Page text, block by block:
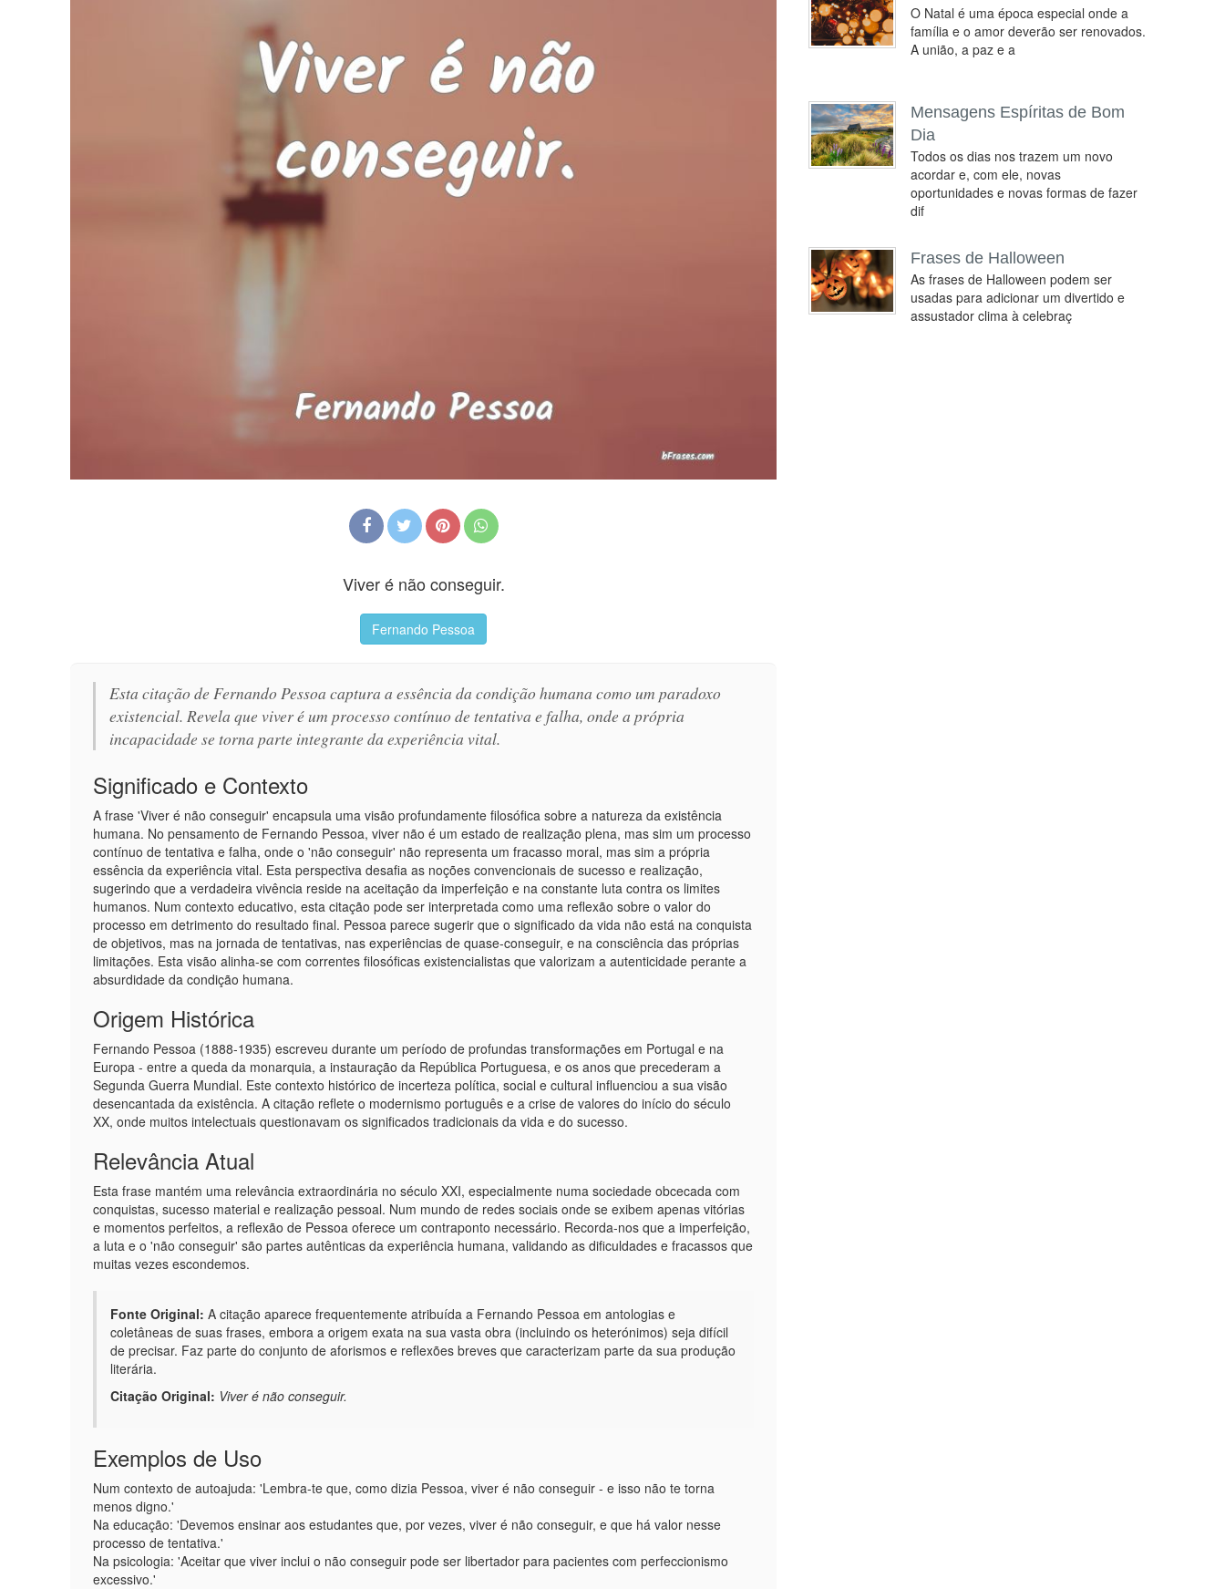
Viver é não conseguir.
Fernando Pessoa
Esta citação de Fernando Pessoa captura a essência da condição humana como um paradoxo
existencial. Revela que viver é um processo contínuo de tentativa e falha, onde a própria
incapacidade se torna parte integrante da experiência vital.
Significado e Contexto
A frase 'Viver é não conseguir' encapsula uma visão profundamente filosófica sobre a natureza da existência
humana. No pensamento de Fernando Pessoa, viver não é um estado de realização plena, mas sim um processo
contínuo de tentativa e falha, onde o 'não conseguir' não representa um fracasso moral, mas sim a própria
essência da experiência vital. Esta perspectiva desafia as noções convencionais de sucesso e realização,
sugerindo que a verdadeira vivência reside na aceitação da imperfeição e na constante luta contra os limites
humanos. Num contexto educativo, esta citação pode ser interpretada como uma reflexão sobre o valor do
processo em detrimento do resultado final. Pessoa parece sugerir que o significado da vida não está na conquista
de objetivos, mas na jornada de tentativas, nas experiências de quase-conseguir, e na consciência das próprias
limitações. Esta visão alinha-se com correntes filosóficas existencialistas que valorizam a autenticidade perante a
absurdidade da condição humana.
Origem Histórica
Fernando Pessoa (1888-1935) escreveu durante um período de profundas transformações em Portugal e na
Europa - entre a queda da monarquia, a instauração da República Portuguesa, e os anos que precederam a
Segunda Guerra Mundial. Este contexto histórico de incerteza política, social e cultural influenciou a sua visão
desencantada da existência. A citação reflete o modernismo português e a crise de valores do início do século
XX, onde muitos intelectuais questionavam os significados tradicionais da vida e do sucesso.
Relevância Atual
Esta frase mantém uma relevância extraordinária no século XXI, especialmente numa sociedade obcecada com
conquistas, sucesso material e realização pessoal. Num mundo de redes sociais onde se exibem apenas vitórias
e momentos perfeitos, a reflexão de Pessoa oferece um contraponto necessário. Recorda-nos que a imperfeição,
a luta e o 'não conseguir' são partes autênticas da experiência humana, validando as dificuldades e fracassos que
muitas vezes escondemos.
Fonte Original: A citação aparece frequentemente atribuída a Fernando Pessoa em antologias e
coletâneas de suas frases, embora a origem exata na sua vasta obra (incluindo os heterónimos) seja difícil
de precisar. Faz parte do conjunto de aforismos e reflexões breves que caracterizam parte da sua produção
literária.
Citação Original: Viver é não conseguir.
Exemplos de Uso
Num contexto de autoajuda: 'Lembra-te que, como dizia Pessoa, viver é não conseguir - e isso não te torna
menos digno.'
Na educação: 'Devemos ensinar aos estudantes que, por vezes, viver é não conseguir, e que há valor nesse
processo de tentativa.'
Na psicologia: 'Aceitar que viver inclui o não conseguir pode ser libertador para pacientes com perfeccionismo
excessivo.'
O Natal é uma época especial onde a
família e o amor deverão ser renovados.
A união, a paz e a
Mensagens Espíritas de Bom
Dia
Todos os dias nos trazem um novo
acordar e, com ele, novas
oportunidades e novas formas de fazer
dif
Frases de Halloween
As frases de Halloween podem ser
usadas para adicionar um divertido e
assustador clima à celebraç